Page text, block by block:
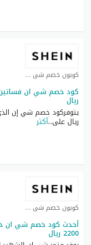
كوبون خصم شي ان كوبون
ريال
ريال على...أكثر
كوبون خصم شي ان كوبون
2200 ريال